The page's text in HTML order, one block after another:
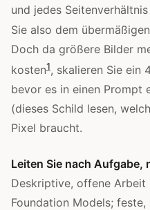
und jedes
Sie also dem
Doch da größere Bilder
kosten1, skalieren Sie ein
bevor es in einen Prompt
(dieses Schild lesen,
Pixel braucht.
Leiten Sie nach Aufgabe,
Deskriptive, offene Arbeit
Foundation Models;